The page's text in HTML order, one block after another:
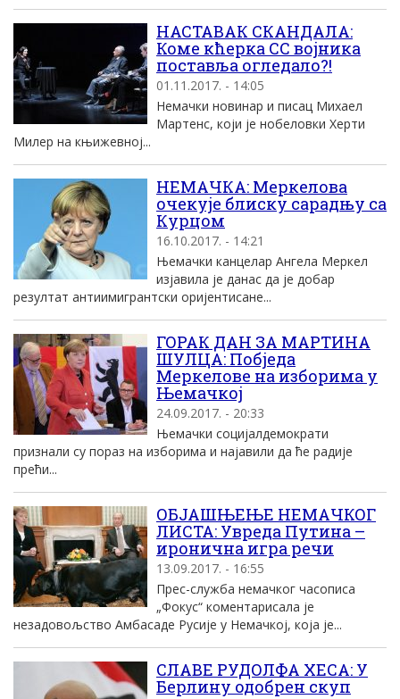
НАСТАВАК СКАНДАЛА:
Коме кћерка СС војника
поставља огледало?!
01.11.2017. - 14:05
Немачки новинар и писац Михаел
Мартенс, који је нобеловки Херти
Милер на књижевној...
НЕМАЧКА: Меркелова
очекује блиску сарадњу са
Курцом
16.10.2017. - 14:21
Њемачки канцелар Ангела Меркел
изјавила је данас да је добар
резултат антиимигрантски оријентисане...
ГОРАК ДАН ЗА МАРТИНА
ШУЛЦА: Побједа
Меркелове на изборима у
Њемачкој
24.09.2017. - 20:33
Њемачки социјалдемократи
признали су пораз на изборима и најавили да ће радије
прећи...
ОБЈАШЊЕЊЕ НЕМАЧКОГ
ЛИСТА: Увреда Путина –
иронична игра речи
13.09.2017. - 16:55
Прес-служба немачког часописа
„Фокус“ коментарисала је
незадовољство Амбасаде Русије у Немачкој, која је...
СЛАВЕ РУДОЛФА ХЕСА: У
Берлину одобрен скуп